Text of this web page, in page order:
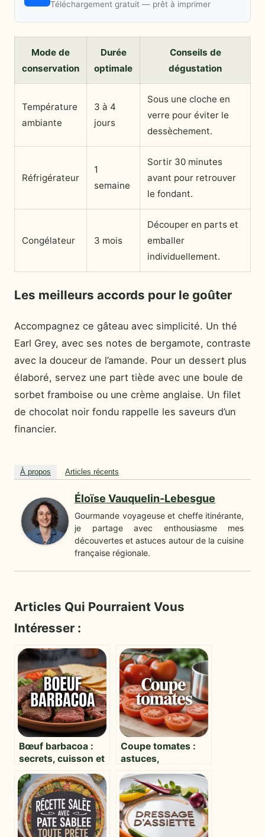
Téléchargement gratuit — prêt à imprimer
Mode de
conservation
Durée
optimale
Conseils de
dégustation
Température
ambiante
3 à 4
jours
Sous une cloche en
verre pour éviter le
dessèchement.
Réfrigérateur
1
semaine
Sortir 30 minutes
avant pour retrouver
le fondant.
Congélateur 3 mois
Découper en parts et
emballer
individuellement.
Les meilleurs accords pour le goûter
Accompagnez ce gâteau avec simplicité. Un thé
Earl Grey, avec ses notes de bergamote, contraste
avec la douceur de l’amande. Pour un dessert plus
élaboré, servez une part tiède avec une boule de
sorbet framboise ou une crème anglaise. Un filet
de chocolat noir fondu rappelle les saveurs d’un
financier.
À propos Articles récents
Éloïse Vauquelin-Lebesgue
Gourmande voyageuse et cheffe itinérante,
je partage avec enthousiasme mes
découvertes et astuces autour de la cuisine
française régionale.
Articles Qui Pourraient Vous
Intéresser :
Bœuf barbacoa :
secrets, cuisson et
sublimer la viande
Coupe tomates :
astuces,
guide du choix de
l’ustensile idéal